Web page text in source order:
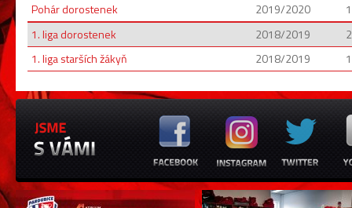
Pohár dorostenek
2019/2020
1
1. liga dorostenek
2018/2019
2
1. liga starších žákyň
2018/2019